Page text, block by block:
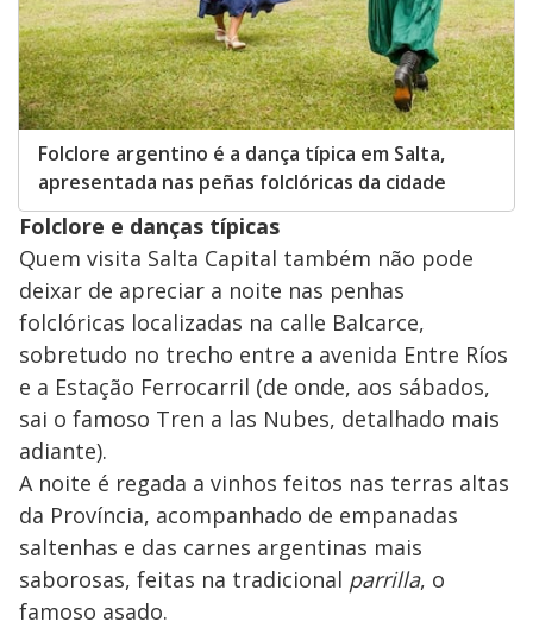
Folclore argentino é a dança típica em Salta,
apresentada nas peñas folclóricas da cidade
Folclore e danças típicas
Quem visita Salta Capital também não pode
deixar de apreciar a noite nas penhas
folclóricas localizadas na calle Balcarce,
sobretudo no trecho entre a avenida Entre Ríos
e a Estação Ferrocarril (de onde, aos sábados,
sai o famoso Tren a las Nubes, detalhado mais
adiante).
A noite é regada a vinhos feitos nas terras altas
da Província, acompanhado de empanadas
saltenhas e das carnes argentinas mais
saborosas, feitas na tradicional parrilla, o
famoso asado.